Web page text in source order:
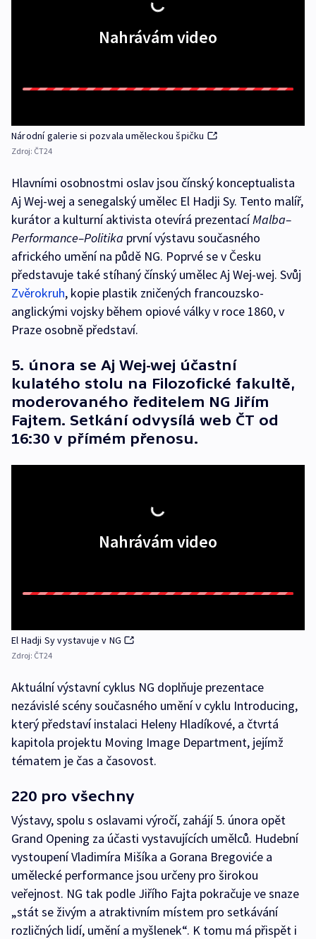
Nahrávám video
Národní galerie si pozvala uměleckou špičku
Zdroj: ČT24
Hlavními osobnostmi oslav jsou čínský konceptualista
Aj Wej-wej a senegalský umělec El Hadji Sy. Tento malíř,
kurátor a kulturní aktivista otevírá prezentacíMalba–
Performance–Politika první výstavu současného
afrického umění na půdě NG. Poprvé se v Česku
představuje také stíhaný čínský umělec Aj Wej-wej. Svůj
Zvěrokruh, kopie plastik zničených francouzsko-
anglickými vojsky během opiové války v roce 1860, v
Praze osobně představí.
5. února se Aj Wej-wej účastní
kulatého stolu na Filozofické fakultě,
moderovaného ředitelem NG Jiřím
Fajtem. Setkání odvysílá web ČT od
16:30 v přímém přenosu.
Nahrávám video
El Hadji Sy vystavuje v NG
Zdroj: ČT24
Aktuální výstavní cyklus NG doplňuje prezentace
nezávislé scény současného umění v cyklu Introducing,
který představí instalaci Heleny Hladíkové, a čtvrtá
kapitola projektu Moving Image Department, jejímž
tématem je čas a časovost.
220 pro všechny
Výstavy, spolu s oslavami výročí, zahájí 5. února opět
Grand Opening za účasti vystavujících umělců. Hudební
vystoupení Vladimíra Mišíka a Gorana Bregoviće a
umělecké performance jsou určeny pro širokou
veřejnost. NG tak podle Jiřího Fajta pokračuje ve snaze
„stát se živým a atraktivním místem pro setkávání
rozličných lidí, umění a myšlenek“. K tomu má přispět i